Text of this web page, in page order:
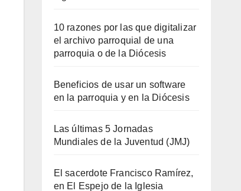
10 razones por las que digitalizar
el archivo parroquial de una
parroquia o de la Diócesis
Beneficios de usar un software
en la parroquia y en la Diócesis
Las últimas 5 Jornadas
Mundiales de la Juventud (JMJ)
El sacerdote Francisco Ramírez,
en El Espejo de la Iglesia